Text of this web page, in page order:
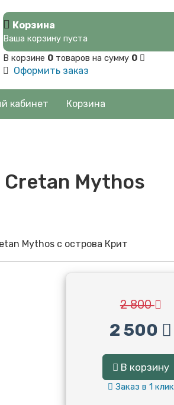
Корзина
Ваша корзину пуста
В корзине 0 товаров на сумму 0
Оформить заказ
кабинет Корзина
Mythos
Mythos с острова Крит
2 800
2 500
В корзину
Заказ в 1 клик